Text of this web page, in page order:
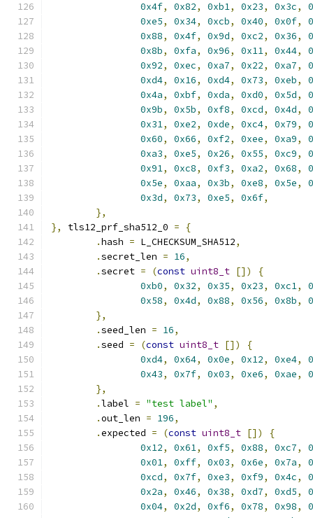
0x4f, 0x82, 0xb1, 0x23, 0x3c,
0xe5, 0x34, 0xcb, 0x40, 0x0f,
0x88, 0x4f, 0x9d, 0xc2, 0x36,
0x8b, 0xfa, 0x96, 0x11, 0x44,
0x92, 0xec, 0xa7, 0x22, 0xa7,
0xd4, 0x16, 0xd4, 0x73, 0xeb,
0x4a, 0xbf, 0xda, 0xd0, 0x5d,
0x9b, 0x5b, 0xf8, 0xcd, 0x4d,
0x31, 0xe2, 0xde, 0xc4, 0x79,
0x60, 0x66, 0xf2, 0xee, 0xa9,
0xa3, 0xe5, 0x26, 0x55, 0xc9,
0x91, 0xc8, 0xf3, 0xa2, 0x68,
0x5e, 0xaa, 0x3b, 0xe8, 0x5e,
0x3d, 0x73, 0xe5, 0x6f,
},
},
tls12_prf_sha512_0 =
{
.hash = L_CHECKSUM_SHA512,
.secret_len = 16,
.secret = (const uint8_t [])
{
0xb0, 0x32, 0x35, 0x23, 0xc1,
0x58, 0x4d, 0x88, 0x56, 0x8b,
},
.seed_len = 16,
.seed = (const uint8_t [])
{
0xd4, 0x64, 0x0e, 0x12, 0xe4,
0x43, 0x7f, 0x03, 0xe6, 0xae,
},
.label = "test label" ,
.out_len = 196,
.expected = (const uint8_t [])
{
0x12, 0x61, 0xf5, 0x88, 0xc7,
0x01, 0xff, 0x03, 0x6e, 0x7a,
0xcd, 0x7f, 0xe3, 0xf9, 0x4c,
0x2a, 0x46, 0x38, 0xd7, 0xd5,
0x04, 0x2d, 0xf6, 0x78, 0x98,